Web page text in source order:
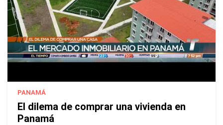
PANAMÁ
El dilema de comprar una vivienda en
Panamá